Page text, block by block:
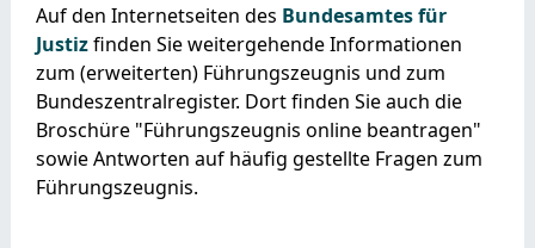
Auf den Internetseiten des Bundesamtes für
Justizfinden Sie weitergehende Informationen
zum (erweiterten) Führungszeugnis und zum
Bundeszentralregister. Dort finden Sie auch die
Broschüre "Führungszeugnis online beantragen"
sowie Antworten aufhäufig gestellte Fragen zum
Führungszeugnis.